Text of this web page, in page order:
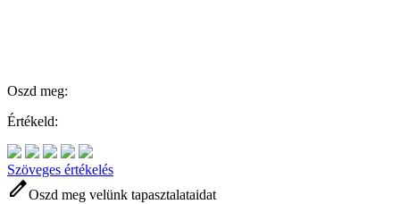
Oszd meg:
Értékeld:
Szöveges értékelés
editOszd meg velünk tapasztalataidat